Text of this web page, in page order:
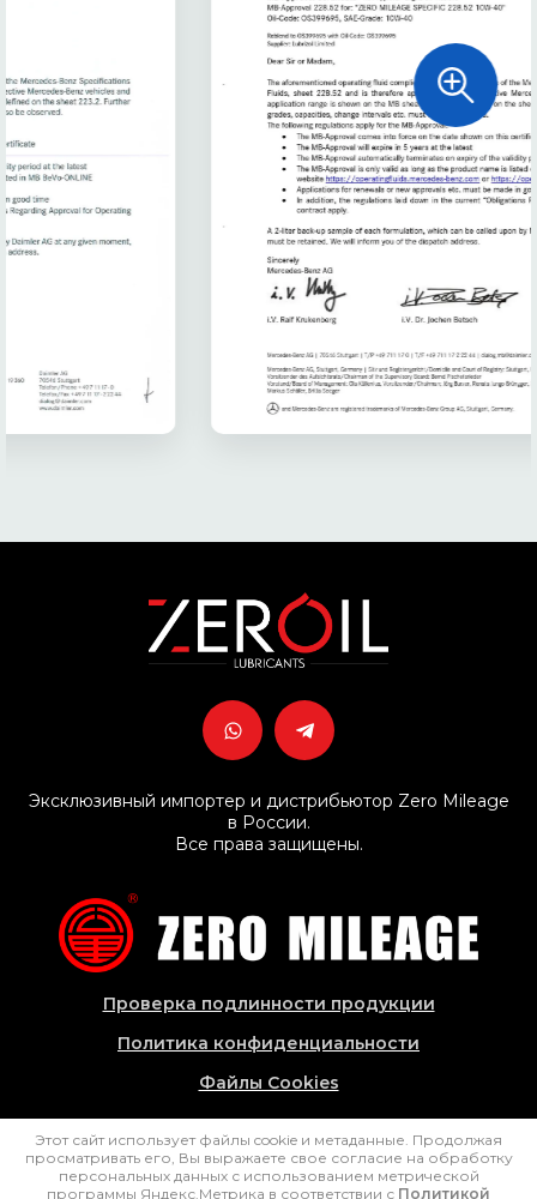
Эксклюзивный импортер и дистрибьютор Zero Mileage
в России.
Все права защищены.
Проверка подлинности продукции
Политика конфиденциальности
Файлы Cookies
Copyright © 2025 - 2026 ООО "Зеройл"
Этот сайт использует файлы cookie и метаданные. Продолжая
просматривать его, Вы выражаете свое согласие на обработку
персональных данных с использованием метрической
программы Яндекс.Метрика в соответствии с Политикой